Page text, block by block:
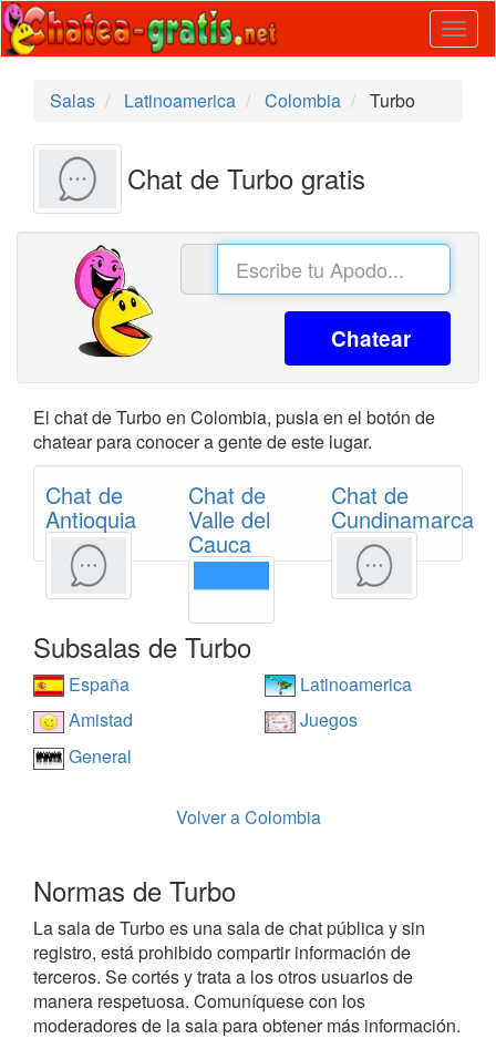
Salas
Latinoamerica Colombia Turbo
Chat de Turbo gratis
Chatear
El chat de Turbo en Colombia, pusla en el botón de
chatear para conocer a gente de este lugar.
Chat de
Antioquia
Chat de
Valle del
Cauca
Chat de
Cundinamarca
Subsalas de Turbo
España
Latinoamerica
Amistad
Juegos
General
Volver a Colombia
Normas de Turbo
La sala de Turbo es una sala de chat pública y sin
registro, está prohibido compartir información de
terceros. Se cortés y trata a los otros usuarios de
manera respetuosa. Comuníquese con los
moderadores de la sala para obtener más información.